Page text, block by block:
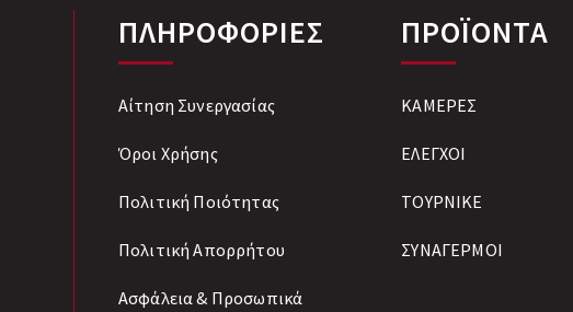
ΠΛΗΡΟΦΟΡΙΕΣ
Αίτηση Συνεργασίας
Όροι Χρήσης
Πολιτική Ποιότητας
Πολιτική Απορρήτου
Ασφάλεια & Προσωπικά
ΠΡΟΪΟΝΤΑ
ΚΑΜΕΡΕΣ
ΕΛΕΓΧΟΙ
ΤΟΥΡΝΙΚΕ
ΣΥΝΑΓΕΡΜΟΙ